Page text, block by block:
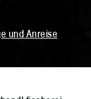
und Anreise